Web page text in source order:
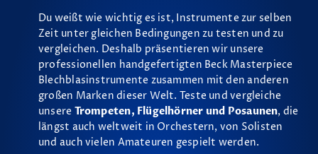
Du weißt wie wichtig es ist, Instrumente zur selben
Zeit unter gleichen Bedingungen zu testen und zu
vergleichen. Deshalb präsentieren wir unsere
professionellen handgefertigten Beck Masterpiece
Blechblasinstrumente zusammen mit den anderen
großen Marken dieser Welt. Teste und vergleiche
unsere Trompeten, Flügelhörner und Posaunen, die
längst auch weltweit in Orchestern, von Solisten
und auch vielen Amateuren gespielt werden.